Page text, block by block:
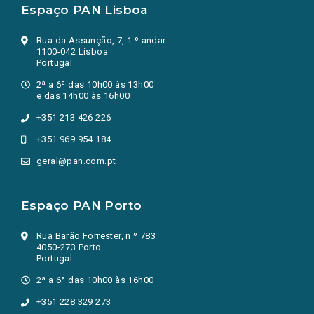
Espaço PAN Lisboa
Rua da Assunção, 7, 1.º andar
1100-042 Lisboa
Portugal
2ª a 6ª das 10h00 às 13h00
e das 14h00 às 16h00
+351 213 426 226
+351 969 954 184
geral@pan.com.pt
Espaço PAN Porto
Rua Barão Forrester, n.º 783
4050-273 Porto
Portugal
2ª a 6ª das 10h00 às 16h00
+351 228 329 273